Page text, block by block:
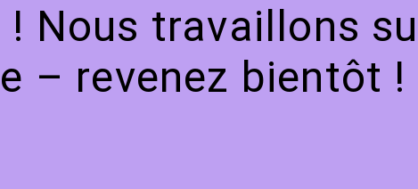
Nous travaillons
– revenez bientôt !